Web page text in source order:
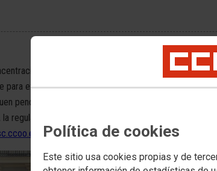
Política de cookies
Este sitio usa cookies propias y de
de esta mañana frente al Ministerio de
para exigir el cumplimiento del acuerdo marco firmado
pendientes derechos como la jornada de 35 horas
la regulación del teletrabajo o el cobro del 0,5 %
noticia:730581